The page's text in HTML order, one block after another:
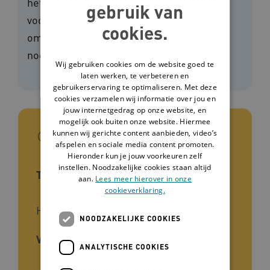
voor het (voortgezet) speciaal onderwijs,
omdat deze leerlingen extra begeleiding
nodig hebben in de online wereld.
In het kort
Type interventie
Handreiking
Voor wie
gebruik van
cookies.
Wij gebruiken cookies om de website goed te
laten werken, te verbeteren en
gebruikerservaring te optimaliseren. Met deze
cookies verzamelen wij informatie over jou en
jouw internetgedrag op onze website, en
mogelijk ook buiten onze website. Hiermee
kunnen wij gerichte content aanbieden, video’s
afspelen en sociale media content promoten.
Hieronder kun je jouw voorkeuren zelf
instellen. Noodzakelijke cookies staan altijd
aan. Lees meer hierover in onze
cookieverklaring.
NOODZAKELIJKE COOKIES
ANALYTISCHE COOKIES